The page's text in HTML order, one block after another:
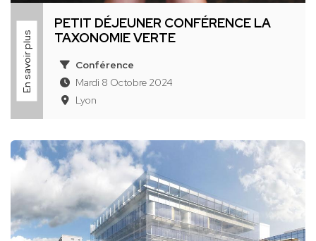
En savoir plus
PETIT DÉJEUNER CONFÉRENCE LA
TAXONOMIE VERTE
Conférence
Mardi 8 Octobre 2024
Lyon